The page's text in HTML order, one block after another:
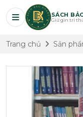
SÁCH
Giữ gìn tri
Trang chủ Sản